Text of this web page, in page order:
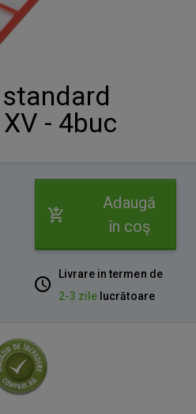
- 4buc
Adaugă
în coş
Livrare in termen de
2-3 zile lucrătoare